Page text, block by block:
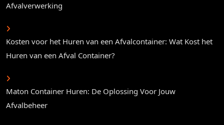
Afvalverwerking
Kosten voor het Huren van een Afvalcontainer: Wat Kost het
Huren van een Afval Container?
Maton Container Huren: De Oplossing Voor Jouw
Afvalbeheer